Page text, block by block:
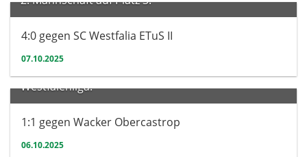
4:0 gegen SC Westfalia ETuS II
07.10.2025
Herren
Westfalenliga:
1:1 gegen Wacker Obercastrop
06.10.2025